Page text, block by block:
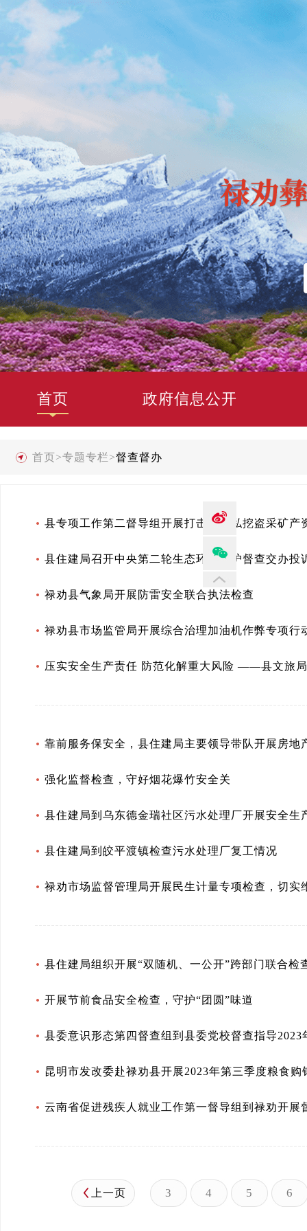
首页 政府信息公开
首页>专题专栏>督查督办
县专项工作第二督导组开展打击整治私挖盗采矿产
县住建局召开中央第二轮生态环境保护督查交办投
禄劝县气象局开展防雷安全联合执法检查
禄劝县市场监管局开展综合治理加油机作弊专项行
压实安全生产责任 防范化解重大风险 ——县文旅
靠前服务保安全，县住建局主要领导带队开展房地
强化监督检查，守好烟花爆竹安全关
县住建局到乌东德金瑞社区污水处理厂开展安全生
县住建局到皎平渡镇检查污水处理厂复工情况
禄劝市场监督管理局开展民生计量专项检查，切实
县住建局组织开展“双随机、一公开”跨部门联合检
开展节前食品安全检查，守护“团圆”味道
县委意识形态第四督查组到县委党校督查指导2023
昆明市发改委赴禄劝县开展2023年第三季度粮食
云南省促进残疾人就业工作第一督导组到禄劝开展
上一页 3 4 5 6